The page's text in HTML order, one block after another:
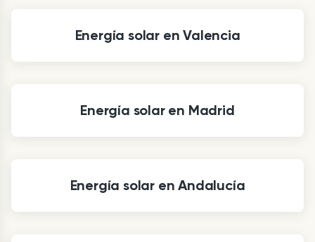
Energía solar en Valencia
Energía solar en Madrid
Energía solar en Andalucía